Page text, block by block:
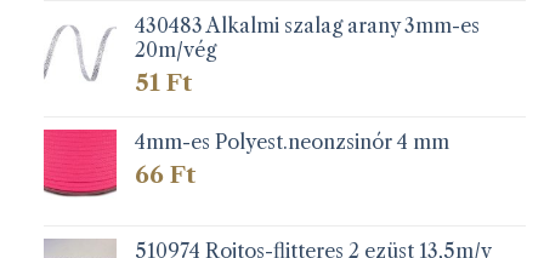
430483 Alkalmi szalag arany 3mm-es
20m/vég
51 Ft
4mm-es Polyest.neonzsinór 4 mm
66 Ft
510974 Rojtos-flitteres 2 ezüst 13,5m/v